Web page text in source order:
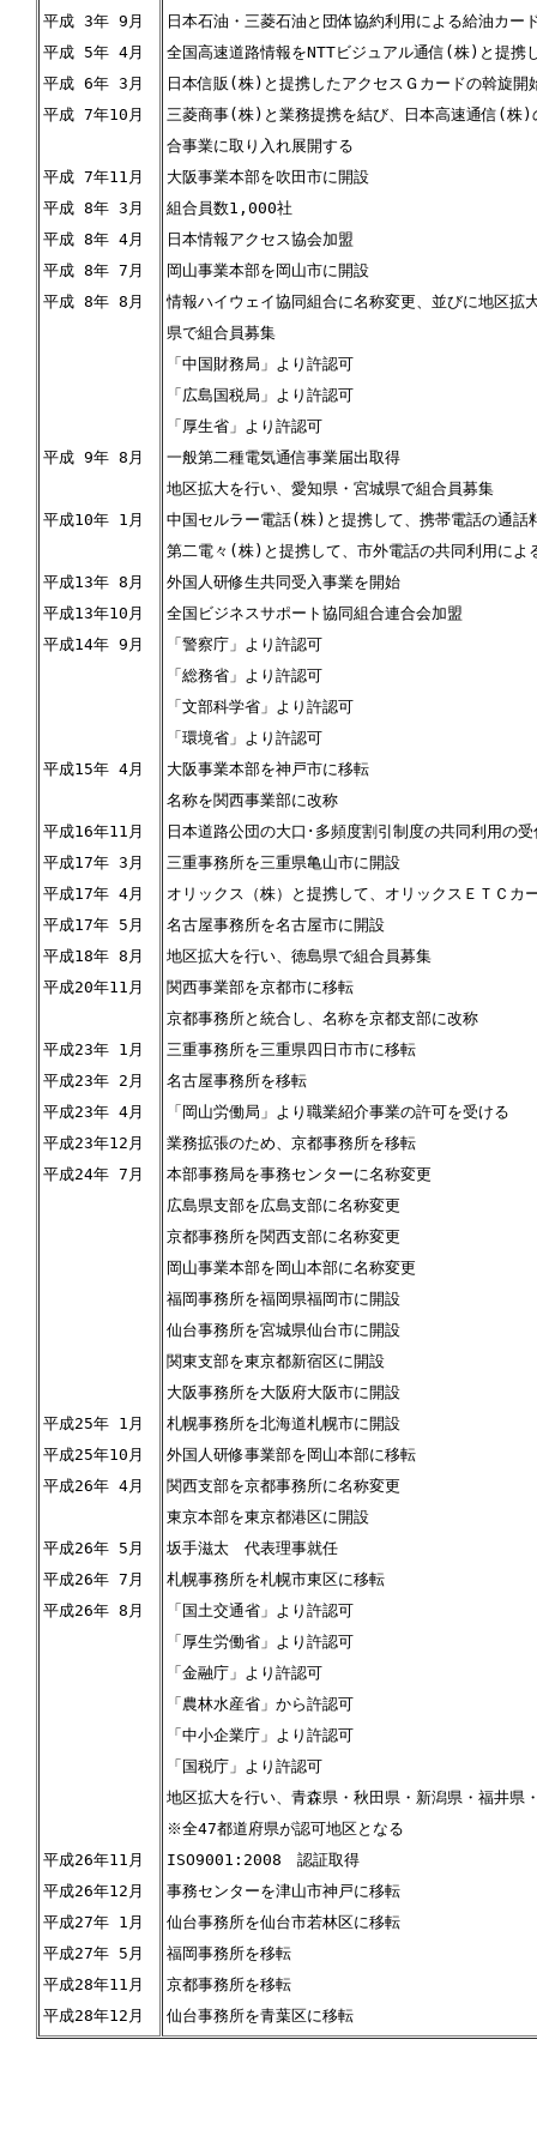
平成 3年 9月
平成 5年 4月
平成 6年 3月
平成 7年10月
平成 7年11月
平成 8年 3月
平成 8年 4月
平成 8年 7月
平成 8年 8月
平成 9年 8月
平成10年 1月
平成13年 8月
平成13年10月
平成14年 9月
平成15年 4月
平成16年11月
平成17年 3月
平成17年 4月
平成17年 5月
平成18年 8月
平成20年11月
平成23年 1月
平成23年 2月
平成23年 4月
平成23年12月
平成24年 7月
平成25年 1月
平成25年10月
平成26年 4月
平成26年 5月
平成26年 7月
平成26年 8月
平成26年11月
平成26年12月
平成27年 1月
平成27年 5月
平成28年11月
平成28年12月
日本石油・三菱石油と団体協約利用による給油カー
全国高速道路情報をNTTビジュアル通信(株)と提携
日本信販(株)と提携したアクセスＧカードの斡旋開
三菱商事(株)と業務提携を結び、日本高速通信(株)
合事業に取り入れ展開する
大阪事業本部を吹田市に開設
組合員数1,000社
日本情報アクセス協会加盟
岡山事業本部を岡山市に開設
情報ハイウェイ協同組合に名称変更、並びに地区拡
県で組合員募集
「中国財務局」より許認可
「広島国税局」より許認可
「厚生省」より許認可
一般第二種電気通信事業届出取得
地区拡大を行い、愛知県・宮城県で組合員募集
中国セルラー電話(株)と提携して、携帯電話の通話
第二電々(株)と提携して、市外電話の共同利用によ
外国人研修生共同受入事業を開始
全国ビジネスサポート協同組合連合会加盟
「警察庁」より許認可
「総務省」より許認可
「文部科学省」より許認可
「環境省」より許認可
大阪事業本部を神戸市に移転
名称を関西事業部に改称
日本道路公団の大口･多頻度割引制度の共同利用の
三重事務所を三重県亀山市に開設
オリックス（株）と提携して、オリックスＥＴＣカ
名古屋事務所を名古屋市に開設
地区拡大を行い、徳島県で組合員募集
関西事業部を京都市に移転
京都事務所と統合し、名称を京都支部に改称
三重事務所を三重県四日市市に移転
名古屋事務所を移転
「岡山労働局」より職業紹介事業の許可を受ける
業務拡張のため、京都事務所を移転
本部事務局を事務センターに名称変更
広島県支部を広島支部に名称変更
京都事務所を関西支部に名称変更
岡山事業本部を岡山本部に名称変更
福岡事務所を福岡県福岡市に開設
仙台事務所を宮城県仙台市に開設
関東支部を東京都新宿区に開設
大阪事務所を大阪府大阪市に開設
札幌事務所を北海道札幌市に開設
外国人研修事業部を岡山本部に移転
関西支部を京都事務所に名称変更
東京本部を東京都港区に開設
坂手滋太 代表理事就任
札幌事務所を札幌市東区に移転
「国土交通省」より許認可
「厚生労働省」より許認可
「金融庁」より許認可
「農林水産省」から許認可
「中小企業庁」より許認可
「国税庁」より許認可
地区拡大を行い、青森県・秋田県・新潟県・福井県
※全47都道府県が認可地区となる
ISO9001:2008 認証取得
事務センターを津山市神戸に移転
仙台事務所を仙台市若林区に移転
福岡事務所を移転
京都事務所を移転
仙台事務所を青葉区に移転